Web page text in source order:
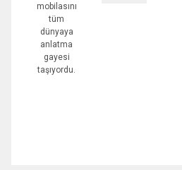
mobilasını
tüm
dünyaya
anlatma
gayesi
taşıyordu.